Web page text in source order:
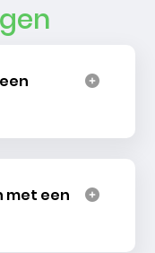
met een